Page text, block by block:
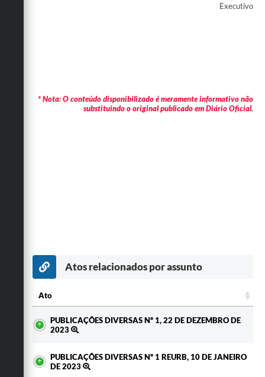
Executivo
* Nota: O conteúdo disponibilizado é meramente informativo não
substituindo o original publicado em Diário Oficial.
Atos relacionados por assunto
Ato
PUBLICAÇÕES DIVERSAS Nº 1, 22 DE DEZEMBRO DE
2023
PUBLICAÇÕES DIVERSAS Nº 1 REURB, 10 DE JANEIRO
DE 2023